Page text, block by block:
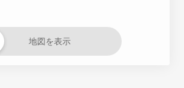
地図を表示